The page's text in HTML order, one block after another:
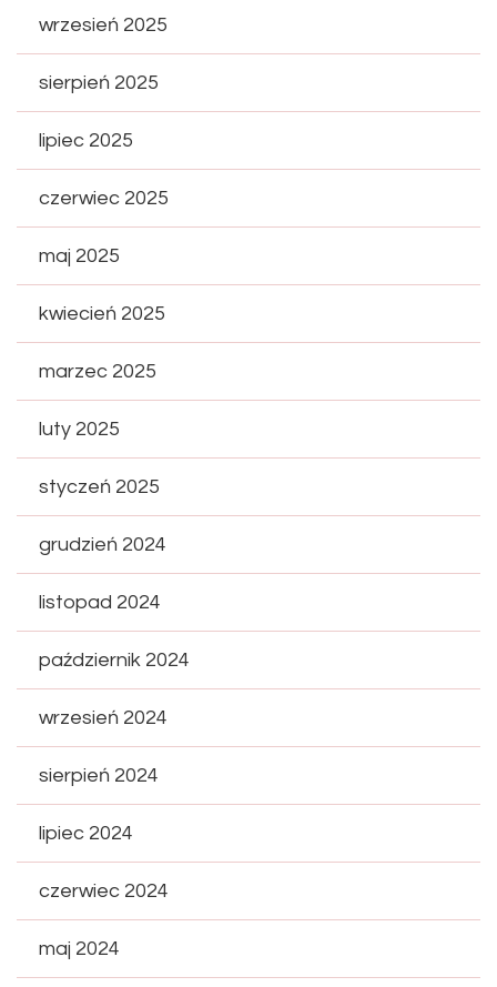
wrzesień 2025
sierpień 2025
lipiec 2025
czerwiec 2025
maj 2025
kwiecień 2025
marzec 2025
luty 2025
styczeń 2025
grudzień 2024
listopad 2024
październik 2024
wrzesień 2024
sierpień 2024
lipiec 2024
czerwiec 2024
maj 2024